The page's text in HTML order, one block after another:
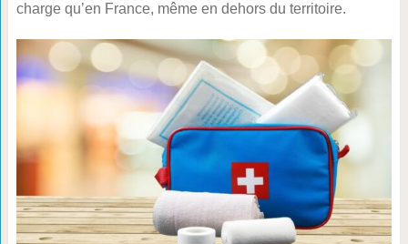
charge qu’en France, même en dehors du territoire.